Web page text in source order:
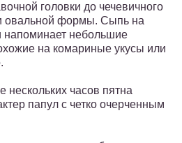
головки до чечевичного
овальной формы. Сыпь на
напоминает небольшие
на комариные укусы или
нескольких часов пятна
папул с четко очерченным